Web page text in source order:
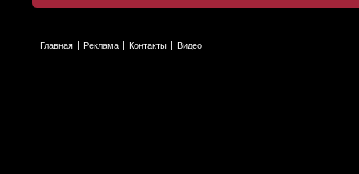
Главная Реклама Контакты Видео